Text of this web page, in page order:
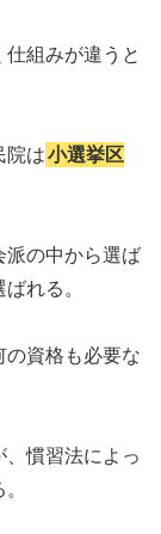
組みが違うと
院は小選挙区
派の中から選ば
れる。
の資格も必要な
慣習法によっ